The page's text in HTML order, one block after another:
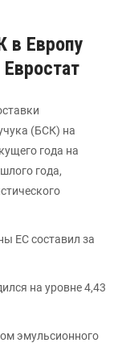
в Европу
(БСК) на
года на
года,
ЕС составил за
на уровне 4,43
эмульсионного